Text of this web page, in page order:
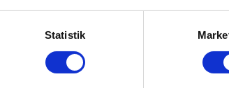
Statistik